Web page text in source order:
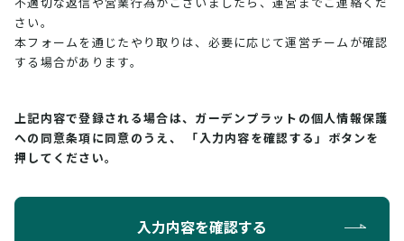
さい。
本フォームを通じたやり取りは、必要に応じて運営チームが確認
する場合があります。
上記内容で登録される場合は、ガーデンプラットの個人情報保護
への同意条項に同意のうえ、
「入力内容を確認する」ボタンを
押してください。
入力内容を確認する